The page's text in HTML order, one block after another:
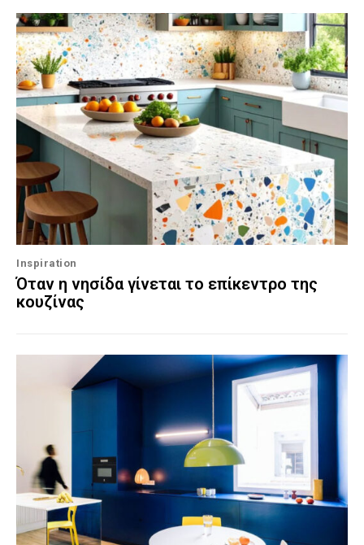
Inspiration
Όταν η νησίδα γίνεται το επίκεντρο της
κουζίνας